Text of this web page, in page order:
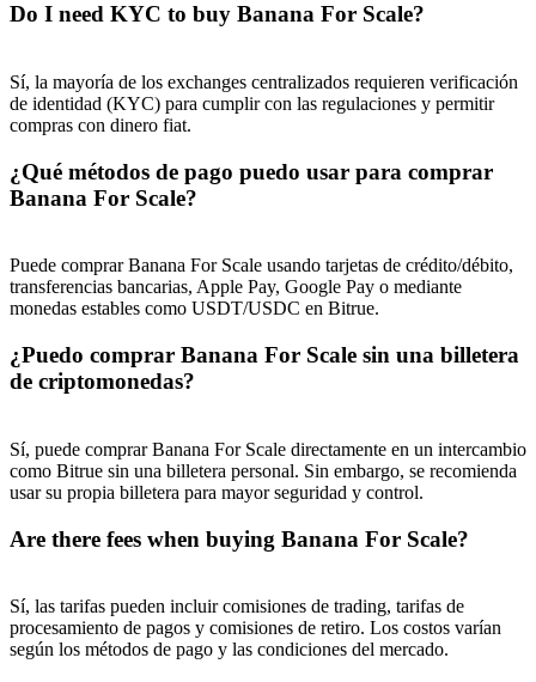
Do I need KYC to buy Banana For Scale?
Sí, la mayoría de los exchanges centralizados requieren verificación
de identidad (KYC) para cumplir con las regulaciones y permitir
compras con dinero fiat.
¿Qué métodos de pago puedo usar para comprar
Banana For Scale?
Puede comprar Banana For Scale usando tarjetas de crédito/débito,
transferencias bancarias, Apple Pay, Google Pay o mediante
monedas estables como USDT/USDC en Bitrue.
¿Puedo comprar Banana For Scale sin una billetera
de criptomonedas?
Sí, puede comprar Banana For Scale directamente en un intercambio
como Bitrue sin una billetera personal. Sin embargo, se recomienda
usar su propia billetera para mayor seguridad y control.
Are there fees when buying Banana For Scale?
Sí, las tarifas pueden incluir comisiones de trading, tarifas de
procesamiento de pagos y comisiones de retiro. Los costos varían
según los métodos de pago y las condiciones del mercado.